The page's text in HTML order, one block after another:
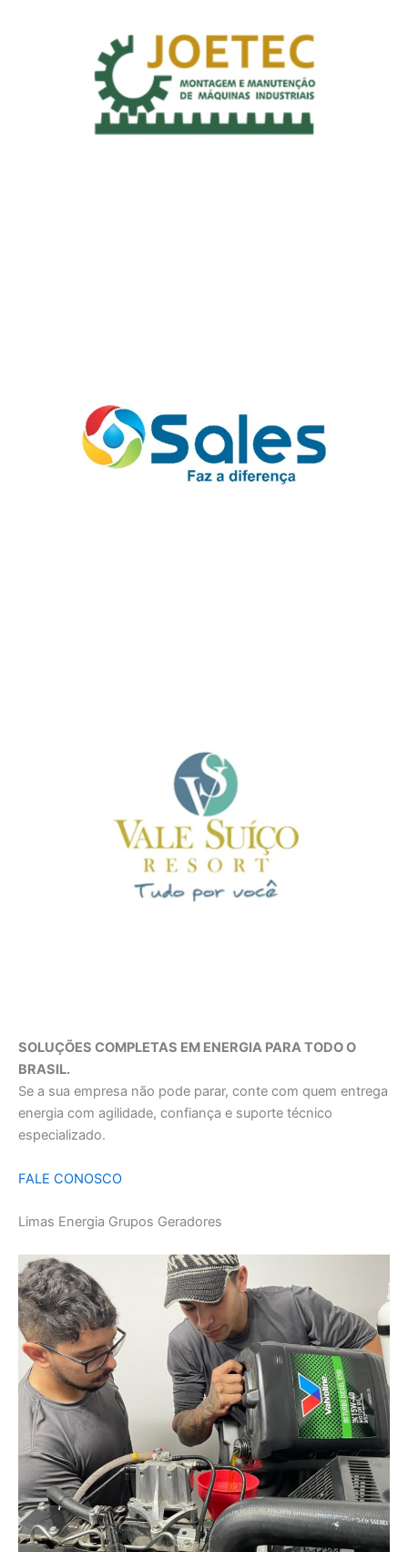
SOLUÇÕES COMPLETAS EM ENERGIA PARA TODO O
BRASIL.
Se a sua empresa não pode parar, conte com quem entrega
energia com agilidade, confiança e suporte técnico
especializado.
FALE CONOSCO
Limas Energia Grupos Geradores